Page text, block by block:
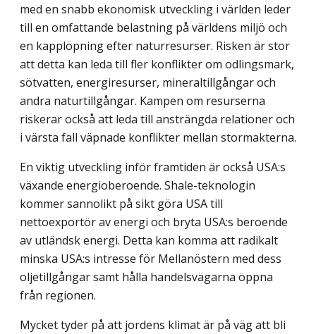
med en snabb ekonomisk utveckling i världen leder
till en omfattande belastning på världens miljö och
en kapplöpning efter naturresurser. Risken är stor
att detta kan leda till fler konflikter om odlingsmark,
söt­vatten, energiresurser, mineraltillgångar och
andra naturtillgångar. Kampen om resurs­erna
riskerar också att leda till ansträngda relationer och
i värsta fall väpnade konflikter mellan stormakterna.
En viktig utveckling inför framtiden är också USA:s
växande energioberoende. Shale-teknologin
kommer sannolikt på sikt göra USA till
nettoexportör av energi och bryta USA:s beroende
av utländsk energi. Detta kan komma att radikalt
minska USA:s intresse för Mellanöstern med dess
oljetillgångar samt hålla handelsvägarna öppna
från regionen.
Mycket tyder på att jordens klimat är på väg att bli